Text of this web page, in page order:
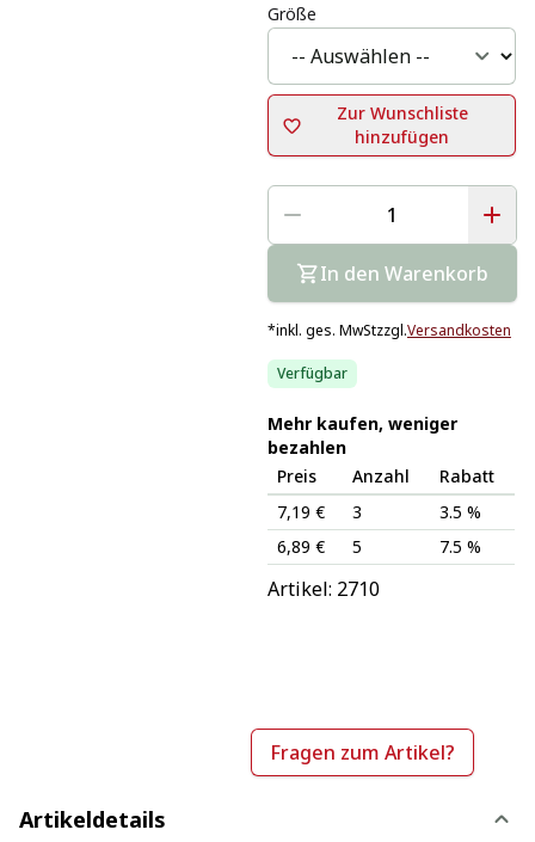
Größe
Zur Wunschliste
hinzufügen
In den Warenkorb
*inkl. ges. MwStzzgl.Versandkosten
Verfügbar
Mehr kaufen, weniger
bezahlen
Preis
Anzahl
Rabatt
7,19 €
3
3.5 %
6,89 €
5 7.5 %
Artikel: 2710
Fragen zum Artikel?
Artikeldetails